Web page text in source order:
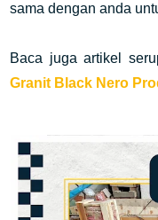
sama dengan anda
Baca juga artikel
Granit Black Nero